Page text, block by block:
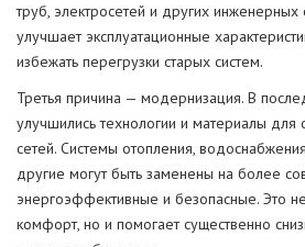
труб, электросетей и других инженерных
улучшает эксплуатационные
избежать перегрузки старых систем.
Третья причина — модернизация. В
улучшились технологии и материалы
сетей. Системы отопления,
другие могут быть заменены на более
энергоэффективные и безопасные. Это
комфорт, но и помогает существенно